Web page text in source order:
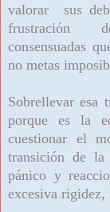
valorar sus
frustración de
consensuadas
no metas
Sobrellevar esa
porque es la
cuestionar el
transición de la
pánico y
excesiva rigidez,